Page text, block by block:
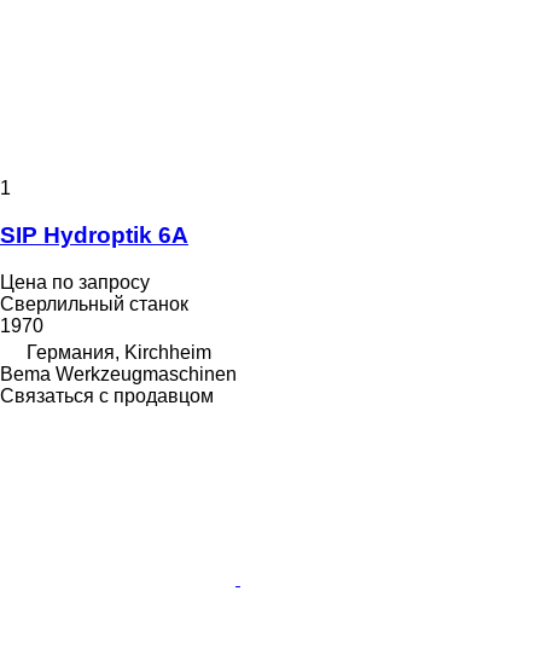
1
SIP Hydroptik 6A
Цена по запросу
Сверлильный станок
1970
Германия, Kirchheim
Bema Werkzeugmaschinen
Связаться с продавцом